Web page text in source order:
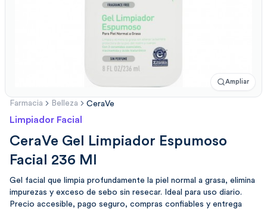
Ampliar
Farmacia Belleza CeraVe
Limpiador Facial
CeraVe Gel Limpiador Espumoso
Facial 236 Ml
Gel facial que limpia profundamente la piel normal a grasa, elimina
impurezas y exceso de sebo sin resecar. Ideal para uso diario.
Precio accesible, pago seguro, compras confiables y entrega